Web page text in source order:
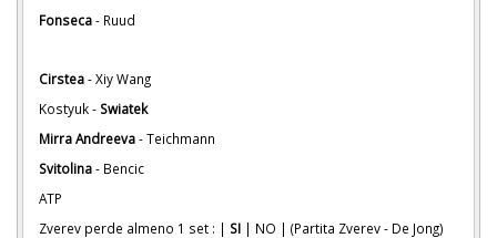
Fonseca- Ruud
Cirstea- Xiy Wang
Kostyuk - Swiatek
Mirra Andreeva- Teichmann
Svitolina- Bencic
ATP
Zverev perde almeno 1 set : | SI | NO | (Partita Zverev - De Jong)